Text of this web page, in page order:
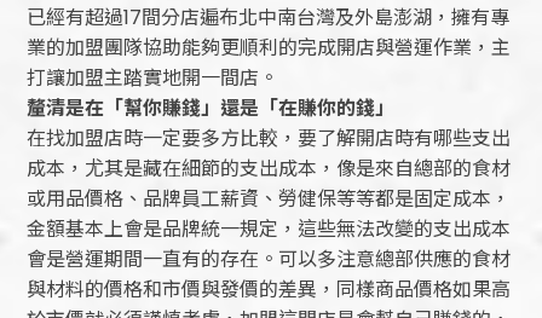
已經有超過17間分店遍布北中南台灣及外島澎湖，擁有專
業的加盟團隊協助能夠更順利的完成開店與營運作業，主
打讓加盟主踏實地開一間店。
釐清是在「幫你賺錢」還是「在賺你的錢」
在找加盟店時一定要多方比較，要了解開店時有哪些支出
成本，尤其是藏在細節的支出成本，像是來自總部的食材
或用品價格、品牌員工薪資、勞健保等等都是固定成本，
金額基本上會是品牌統一規定，這些無法改變的支出成本
會是營運期間一直有的存在。可以多注意總部供應的食材
與材料的價格和市價與發價的差異，同樣商品價格如果高